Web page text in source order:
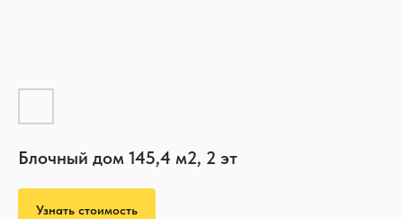
Блочный дом 145,4 м2, 2 эт
Узнать стоимость